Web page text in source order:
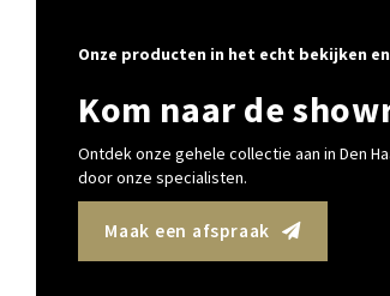
Onze producten in het echt bekijken
Kom naar de
Ontdek onze gehele collectie aan in Den
door onze specialisten.
Maak een afspraak